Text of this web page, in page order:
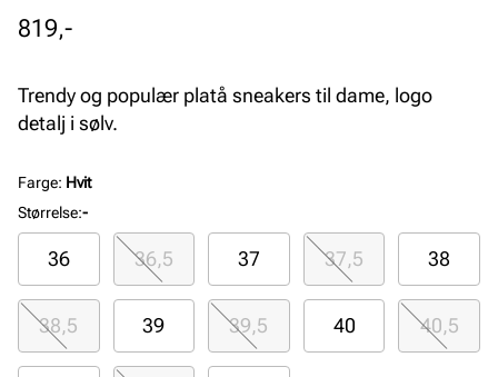
Pris
819,-
Trendy og populær platå sneakers til dame, logo
detalj i sølv.
Farge: Hvit
Størrelse:-
36 36,5 37 37,5 38
38,5 39 39,5 40 40,5